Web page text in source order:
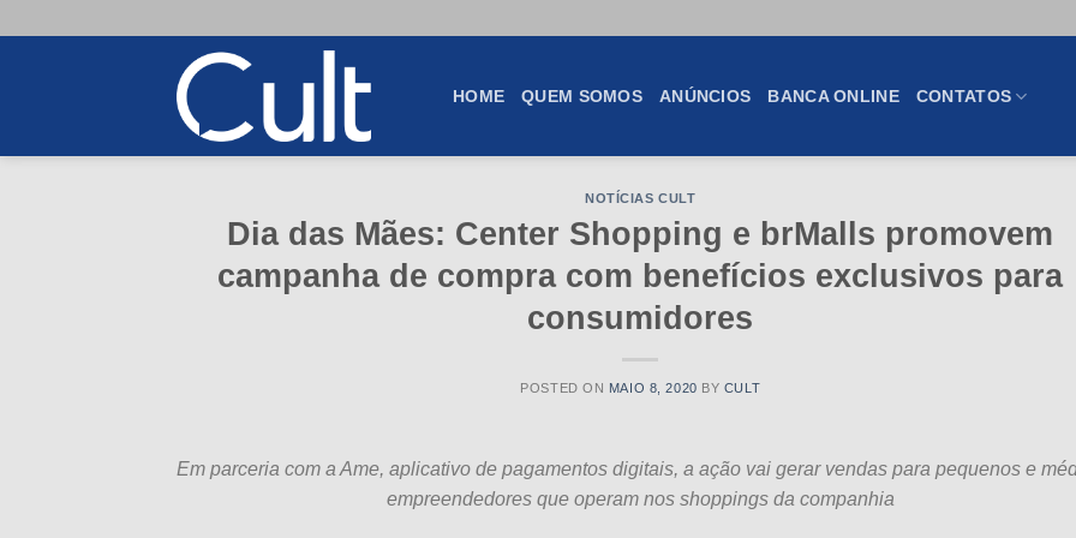
HOME QUEM SOMOS ANÚNCIOS BANCA ONLINE CONTATOS
NOTÍCIAS CULT
Dia das Mães: Center Shopping e brMalls promovem
campanha de compra com benefícios exclusivos para
consumidores
POSTED ON MAIO 8, 2020 BY CULT
Em parceria com a Ame, aplicativo de pagamentos digitais, a ação vai gerar vendas para pequenos e
empreendedores que operam nos shoppings da companhia